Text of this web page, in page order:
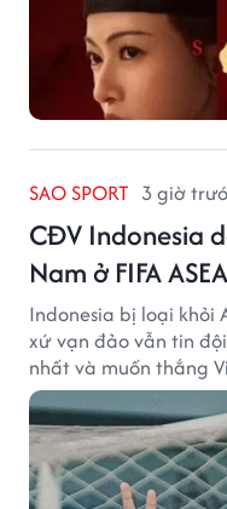
SAO SPORT 3 giờ
CĐV Indonesia
Nam ở FIFA
Indonesia bị loại khỏi
xứ vạn đảo vẫn tin
nhất và muốn thắng
2026.